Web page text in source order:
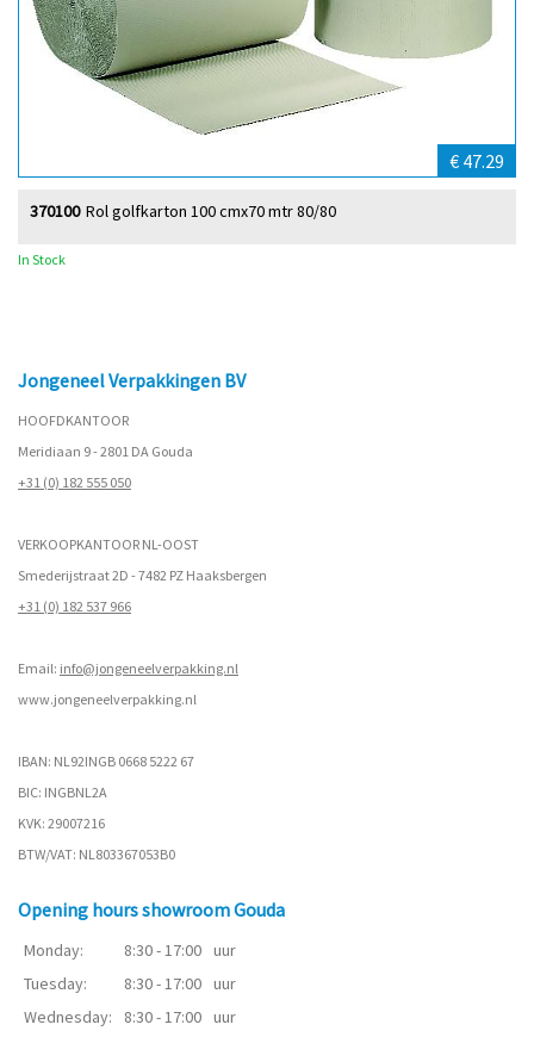
€ 47.29
Rol golfkarton 100 cmx70 mtr 80/80
370100
In Stock
Jongeneel Verpakkingen BV
HOOFDKANTOOR
Meridiaan 9 - 2801 DA Gouda
+31 (0) 182 555 050
VERKOOPKANTOOR NL-OOST
Smederijstraat 2D - 7482 PZ Haaksbergen
+31 (0) 182 537 966
Email: info@jongeneelverpakking.nl
www.jongeneelverpakking.nl
IBAN: NL92INGB 0668 5222 67
BIC: INGBNL2A
KVK: 29007216
BTW/VAT: NL803367053B0
Opening hours showroom Gouda
Monday: 8:30 - 17:00 uur
Tuesday:
8:30 - 17:00 uur
Wednesday:
8:30 - 17:00 uur